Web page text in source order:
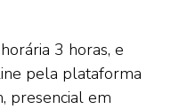
3 horas, e
pela plataforma
presencial em